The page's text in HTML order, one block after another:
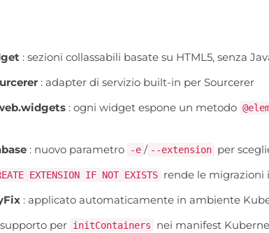
: sezioni collassabili basate su HTML5, senza
: adapter di servizio built-in per Sourcerer
: ogni widget espone un metodo
: nuovo parametro -e / --extension per
EXTENSION IF NOT EXISTS rende le
: applicato automaticamente in ambiente
supporto per initContainers nei manifest